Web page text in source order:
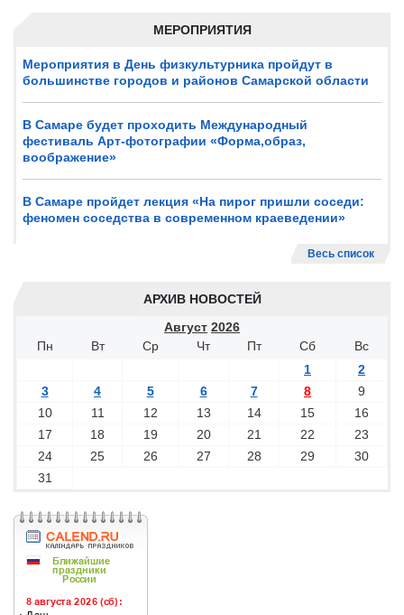
МЕРОПРИЯТИЯ
Мероприятия в День физкультурника пройдут в
большинстве городов и районов Самарской области
В Самаре будет проходить Международный
фестиваль Арт-фотографии «Форма,образ,
воображение»
В Самаре пройдет лекция «На пирог пришли соседи:
феномен соседства в современном краеведении»
Весь список
АРХИВ НОВОСТЕЙ
Август 2026
Пн
Вт Ср Чт Пт Сб
Вс
1
2
3
4 5 6 7 8
9
10
11 12 13 14 15
16
17
18 19 20 21 22
23
24
25 26 27 28 29
30
31